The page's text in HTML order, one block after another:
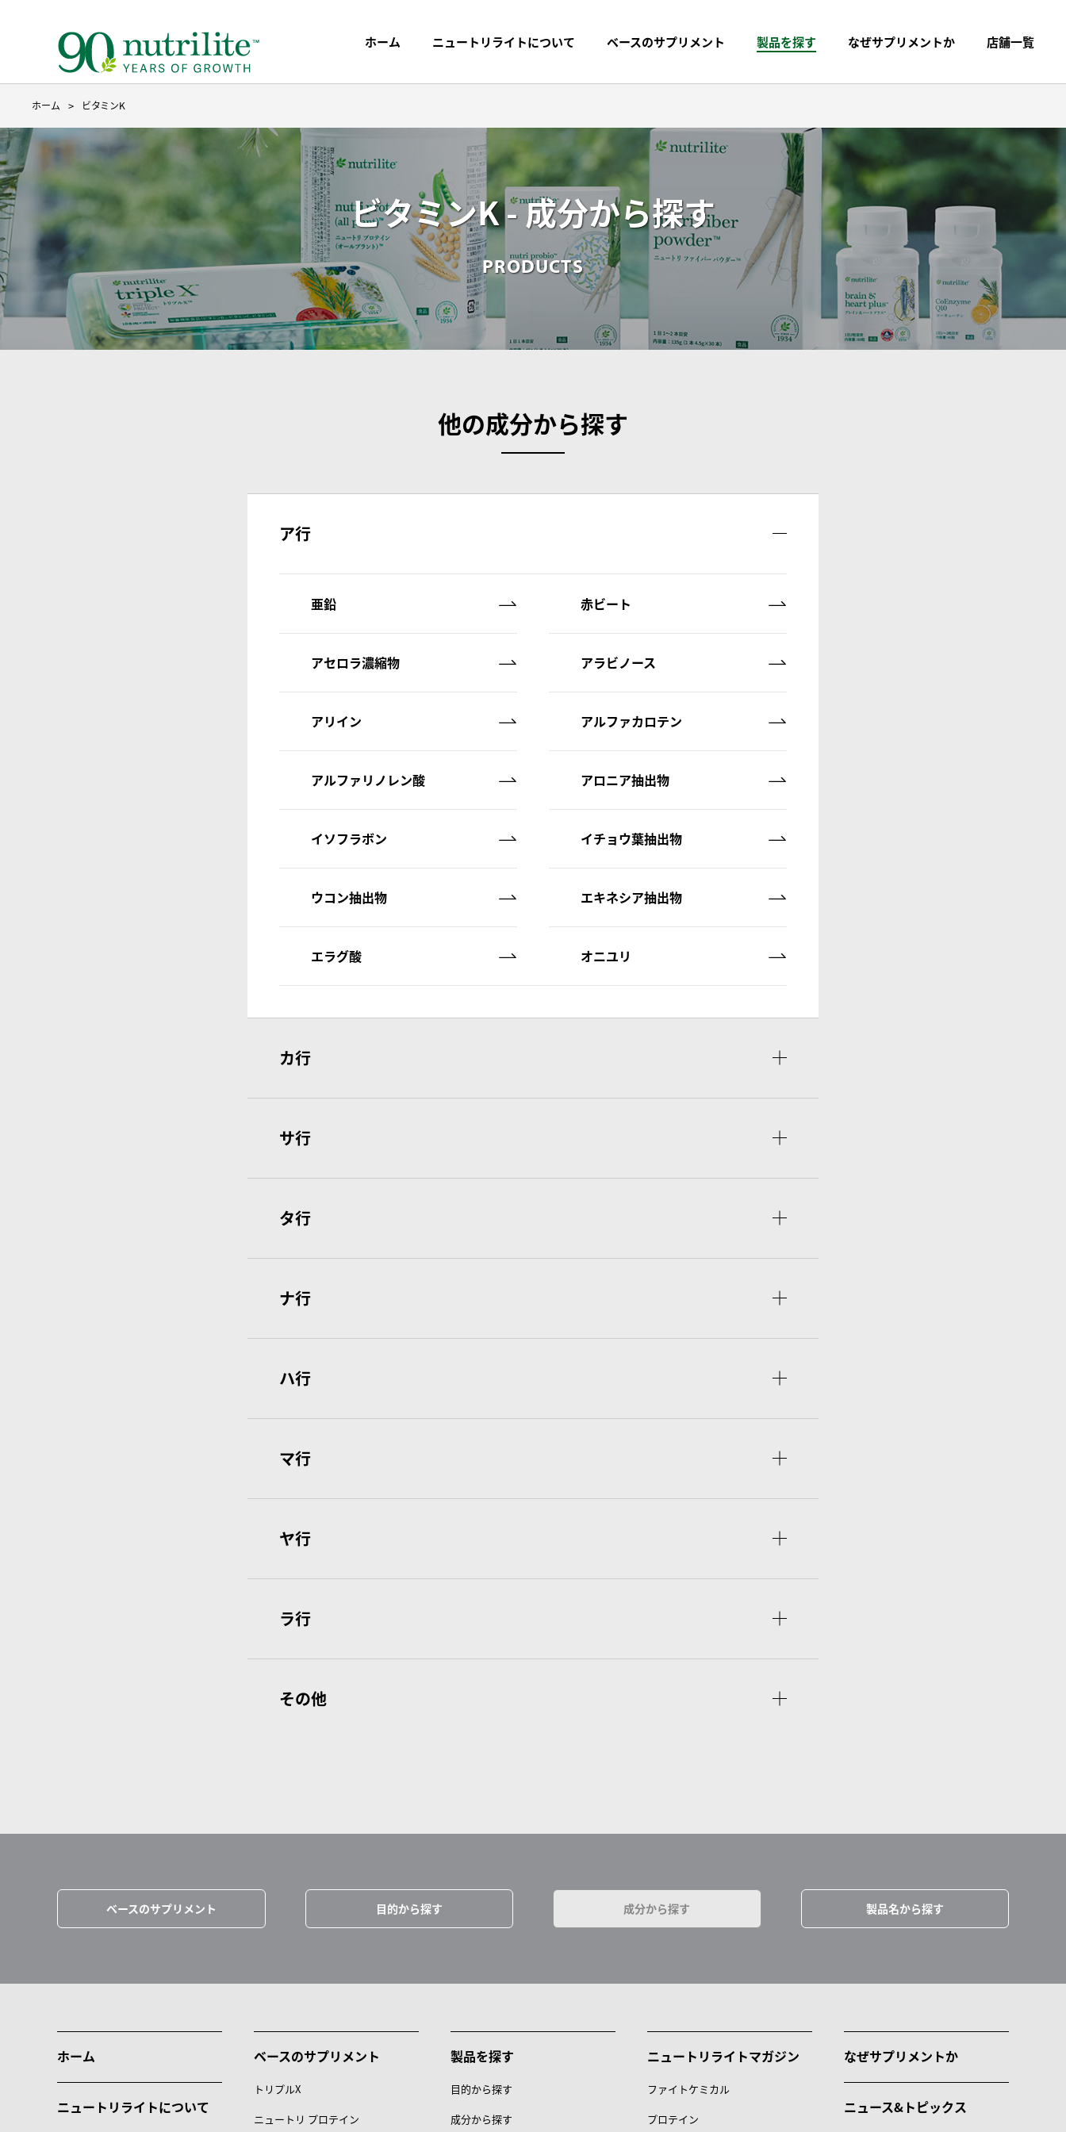
ホーム ニュートリライトについて
ニュートリライトについて トップ
３つのこだわり
種からサプリメントまでの
9ステップ
ブランドストーリー
ベースのサプリメント
ベースのサプリメント トップ
ベースのサプリメント
製品を探す
製品を探す
目的から探す
野菜や果物不足
たんぱく質補給
成分から探す
ファイトケミカルス
たんぱく質
製品名から探す
なぜサプリメントか 店舗一覧
ホーム ビタミンK
ビタミンK - 成分から探す
PRODUCTS
他の成分から探す
ア行
亜鉛 赤ビート
アセロラ濃縮物 アラビノース
アリイン アルファカロテン
アルファリノレン酸 アロニア抽出物
イソフラボン イチョウ葉抽出物
ウコン抽出物 エキネシア抽出物
エラグ酸 オニユリ
カ行
サ行
タ行
ナ行
ハ行
マ行
ヤ行
ラ行
その他
ベースのサプリメント 目的から探す 成分から探す 製品名から探す
ホーム
ニュートリライトについて
ベースのサプリメント
トリプルX
ニュートリ プロテイン
製品を探す
目的から探す
成分から探す
ニュートリライトマガジン
ファイトケミカル
プロテイン
なぜサプリメントか
ニュース&トピックス